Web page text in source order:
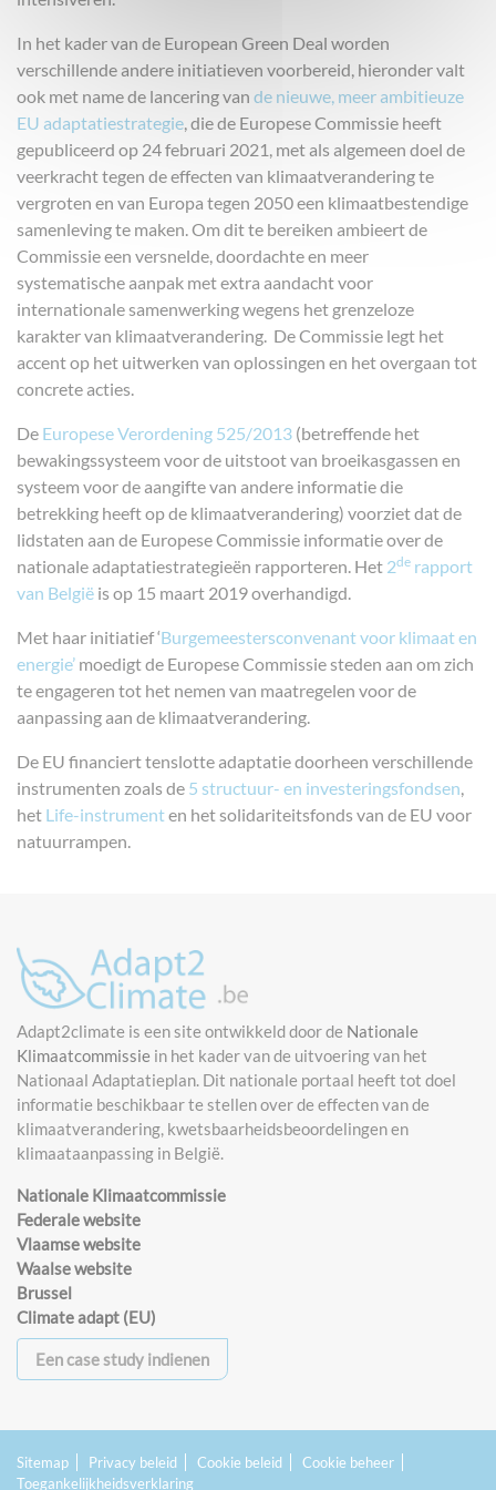
In het kader van de European Green Deal worden
verschillende andere initiatieven voorbereid, hieronder valt
ook met name de lancering van de nieuwe, meer ambitieuze
EU adaptatiestrategie, die de Europese Commissie heeft
gepubliceerd op 24 februari 2021, met als algemeen doel de
veerkracht tegen de effecten van klimaatverandering te
vergroten en van Europa tegen 2050 een klimaatbestendige
samenleving te maken. Om dit te bereiken ambieert de
Commissie een versnelde, doordachte en meer
systematische aanpak met extra aandacht voor
internationale samenwerking wegens het grenzeloze
karakter van klimaatverandering. De Commissie legt het
accent op het uitwerken van oplossingen en het overgaan tot
concrete acties.
De Europese Verordening 525/2013 (betreffende het
bewakingssysteem voor de uitstoot van broeikasgassen en
systeem voor de aangifte van andere informatie die
betrekking heeft op de klimaatverandering) voorziet dat de
lidstaten aan de Europese Commissie informatie over de
nationale adaptatiestrategieën rapporteren. Het 2de rapport
van België is op 15 maart 2019 overhandigd.
Met haar initiatief ‘Burgemeestersconvenant voor klimaat en
energie’ moedigt de Europese Commissie steden aan om zich
te engageren tot het nemen van maatregelen voor de
aanpassing aan de klimaatverandering.
De EU financiert tenslotte adaptatie doorheen verschillende
instrumenten zoals de 5 structuur- en investeringsfondsen,
het Life-instrumenten het solidariteitsfonds van de EU voor
natuurrampen.
Adapt2climate is een site ontwikkeld door de Nationale
Klimaatcommissie in het kader van de uitvoering van het
Nationaal Adaptatieplan. Dit nationale portaal heeft tot doel
informatie beschikbaar te stellen over de effecten van de
klimaatverandering, kwetsbaarheidsbeoordelingen en
klimaataanpassing in België.
Nationale Klimaatcommissie
Federale website
Vlaamse website
Waalse website
Brussel
Climate adapt (EU)
Een case study indienen
Sitemap Privacy beleid Cookie beleid
Cookie beheer
Toegankelijkheidsverklaring